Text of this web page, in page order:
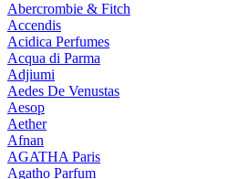
Abercrombie & Fitch
Accendis
Acidica Perfumes
Acqua di Parma
Adjiumi
Aedes De Venustas
Aesop
Aether
Afnan
AGATHA Paris
Agatho Parfum